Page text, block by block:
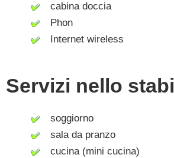
cabina doccia
Phon
Internet wireless
Servizi nello
soggiorno
sala da pranzo
cucina (mini cucina)